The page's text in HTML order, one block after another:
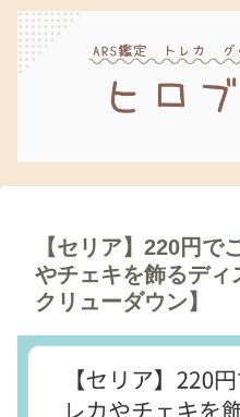
【セリア】220円で
やチェキを飾るディ
クリューダウン】